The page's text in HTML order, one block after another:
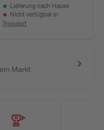
Lieferung nach Hause
Nicht verfügbar in
Troisdorf
Markt